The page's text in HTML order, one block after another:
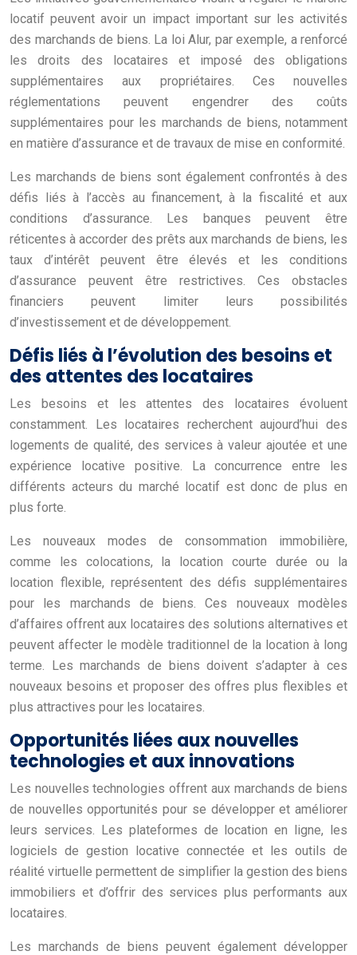
locatif peuvent avoir un impact important sur les activités
des marchands de biens. La loi Alur, par exemple, a renforcé
les droits des locataires et imposé des obligations
supplémentaires aux propriétaires. Ces nouvelles
réglementations peuvent engendrer des coûts
supplémentaires pour les marchands de biens, notamment
en matière d’assurance et de travaux de mise en conformité.
Les marchands de biens sont également confrontés à des
défis liés à l’accès au financement, à la fiscalité et aux
conditions d’assurance. Les banques peuvent être
réticentes à accorder des prêts aux marchands de biens, les
taux d’intérêt peuvent être élevés et les conditions
d’assurance peuvent être restrictives. Ces obstacles
financiers peuvent limiter leurs possibilités
d’investissement et de développement.
Défis liés à l’évolution des besoins et
des attentes des locataires
Les besoins et les attentes des locataires évoluent
constamment. Les locataires recherchent aujourd’hui des
logements de qualité, des services à valeur ajoutée et une
expérience locative positive. La concurrence entre les
différents acteurs du marché locatif est donc de plus en
plus forte.
Les nouveaux modes de consommation immobilière,
comme les colocations, la location courte durée ou la
location flexible, représentent des défis supplémentaires
pour les marchands de biens. Ces nouveaux modèles
d’affaires offrent aux locataires des solutions alternatives et
peuvent affecter le modèle traditionnel de la location à long
terme. Les marchands de biens doivent s’adapter à ces
nouveaux besoins et proposer des offres plus flexibles et
plus attractives pour les locataires.
Opportunités liées aux nouvelles
technologies et aux innovations
Les nouvelles technologies offrent aux marchands de biens
de nouvelles opportunités pour se développer et améliorer
leurs services. Les plateformes de location en ligne, les
logiciels de gestion locative connectée et les outils de
réalité virtuelle permettent de simplifier la gestion des biens
immobiliers et d’offrir des services plus performants aux
locataires.
Les marchands de biens peuvent également développer